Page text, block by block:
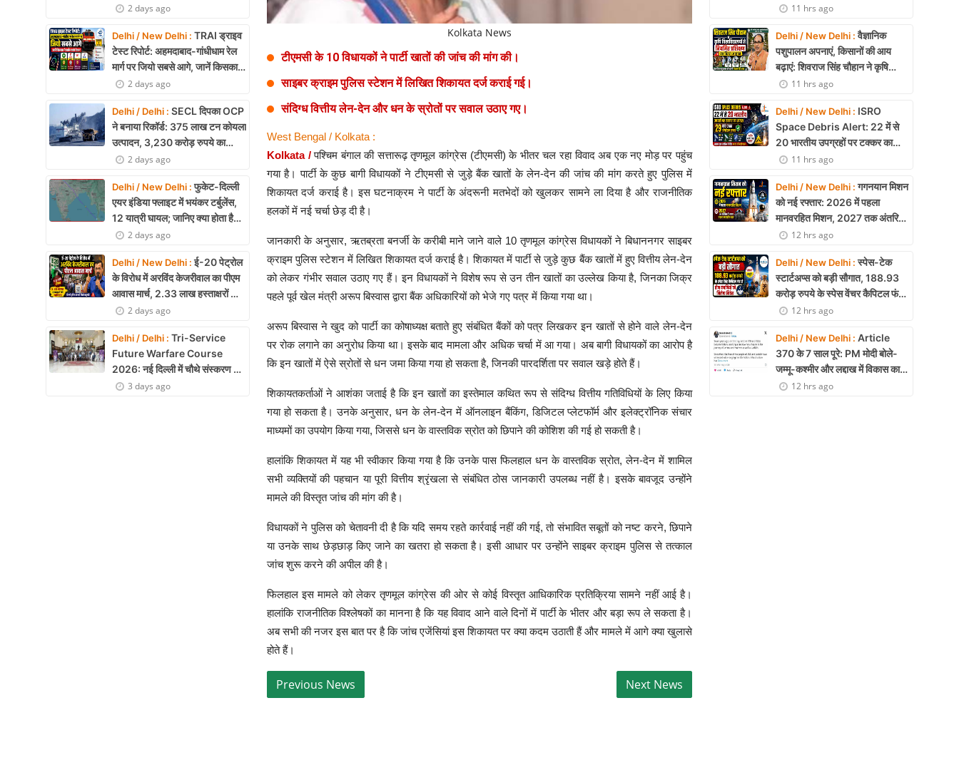
Contact Us
2 days ago
Delhi / New Delhi : TRAI ड्राइव
टेस्ट रिपोर्ट: अहमदाबाद-गांधीधाम रेल
मार्ग पर जियो सबसे आगे, जानें किसका
नेटवर्क सबसे बेहतर
2 days ago
Delhi / Delhi : SECL दिपका OCP
ने बनाया रिकॉर्ड: 375 लाख टन कोयला
उत्पादन, 3,230 करोड़ रुपये का
मुनाफा2 days ago
Delhi / New Delhi :फुकेट-दिल्ली
एयर इंडिया फ्लाइट में भयंकर टर्बुलेंस,
12 यात्री घायल; जानिए क्या होता है
एयर टर्बुलेंस
2 days ago
Delhi / New Delhi :ई-20 पेट्रोल
के विरोध में अरविंद केजरीवाल का पीएम
आवास मार्च, 2.33 लाख हस्ताक्षरों की
याचिका2 days ago
Delhi / Delhi : Tri-Service
Future Warfare Course
2026: नई दिल्ली में चौथे संस्करण का
शुभारंभ3 days ago
Kolkata News
टीएमसी के 10 विधायकों ने पार्टी खातों की जांच की मांग की।
साइबर क्राइम पुलिस स्टेशन में लिखित शिकायत दर्ज कराई गई।
संदिग्ध वित्तीय लेन-देन और धन के स्रोतों पर सवाल उठाए गए।
West Bengal / Kolkata :
Kolkata /पश्चिम बंगाल की सत्तारूढ़ तृणमूल कांग्रेस (टीएमसी) के भीतर चल रहा विवाद अब एक नए मोड़ पर पहुंच
गया है। पार्टी के कुछ बागी विधायकों ने टीएमसी से जुड़े बैंक खातों के लेन-देन की जांच की मांग करते हुए पुलिस में
शिकायत दर्ज कराई है। इस घटनाक्रम ने पार्टी के अंदरूनी मतभेदों को खुलकर सामने ला दिया है और राजनीतिक
हलकों में नई चर्चा छेड़ दी है।
जानकारी के अनुसार, ऋतब्रता बनर्जी के करीबी माने जाने वाले 10 तृणमूल कांग्रेस विधायकों ने बिधाननगर साइबर
क्राइम पुलिस स्टेशन में लिखित शिकायत दर्ज कराई है। शिकायत में पार्टी से जुड़े कुछ बैंक खातों में हुए वित्तीय लेन-देन
को लेकर गंभीर सवाल उठाए गए हैं। इन विधायकों ने विशेष रूप से उन तीन खातों का उल्लेख किया है, जिनका जिक्र
पहले पूर्व खेल मंत्री अरूप बिस्वास द्वारा बैंक अधिकारियों को भेजे गए पत्र में किया गया था।
अरूप बिस्वास ने खुद को पार्टी का कोषाध्यक्ष बताते हुए संबंधित बैंकों को पत्र लिखकर इन खातों से होने वाले लेन-देन
पर रोक लगाने का अनुरोध किया था। इसके बाद मामला और अधिक चर्चा में आ गया। अब बागी विधायकों का आरोप है
कि इन खातों में ऐसे स्रोतों से धन जमा किया गया हो सकता है, जिनकी पारदर्शिता पर सवाल खड़े होते हैं।
शिकायतकर्ताओं ने आशंका जताई है कि इन खातों का इस्तेमाल कथित रूप से संदिग्ध वित्तीय गतिविधियों के लिए किया
गया हो सकता है। उनके अनुसार, धन के लेन-देन में ऑनलाइन बैंकिंग, डिजिटल प्लेटफॉर्म और इलेक्ट्रॉनिक संचार
माध्यमों का उपयोग किया गया, जिससे धन के वास्तविक स्रोत को छिपाने की कोशिश की गई हो सकती है।
हालांकि शिकायत में यह भी स्वीकार किया गया है कि उनके पास फिलहाल धन के वास्तविक स्रोत, लेन-देन में शामिल
सभी व्यक्तियों की पहचान या पूरी वित्तीय श्रृंखला से संबंधित ठोस जानकारी उपलब्ध नहीं है। इसके बावजूद उन्होंने
मामले की विस्तृत जांच की मांग की है।
विधायकों ने पुलिस को चेतावनी दी है कि यदि समय रहते कार्रवाई नहीं की गई, तो संभावित सबूतों को नष्ट करने, छिपाने
या उनके साथ छेड़छाड़ किए जाने का खतरा हो सकता है। इसी आधार पर उन्होंने साइबर क्राइम पुलिस से तत्काल
जांच शुरू करने की अपील की है।
फिलहाल इस मामले को लेकर तृणमूल कांग्रेस की ओर से कोई विस्तृत आधिकारिक प्रतिक्रिया सामने नहीं आई है।
हालांकि राजनीतिक विश्लेषकों का मानना है कि यह विवाद आने वाले दिनों में पार्टी के भीतर और बड़ा रूप ले सकता है।
अब सभी की नजर इस बात पर है कि जांच एजेंसियां इस शिकायत पर क्या कदम उठाती हैं और मामले में आगे क्या खुलासे
होते हैं।
तकनीक से मिलेगी बड़ी राहत
11 hrs ago
Delhi / New Delhi :वैज्ञानिक
पशुपालन अपनाएं, किसानों की आय
बढ़ाएं: शिवराज सिंह चौहान ने कृषि
विश्वविद्यालयों से नियमित प्रशिक्षण का
11 hrs ago
Delhi / New Delhi : ISRO
Space Debris Alert: 22 में से
20 भारतीय उपग्रहों पर टक्कर का
खतरा, 29 बार CAM ऑपरेशन सफल
11 hrs ago
Delhi / New Delhi :गगनयान मिशन
को नई रफ्तार: 2026 में पहला
मानवरहित मिशन, 2027 तक अंतरिक्ष
में जाएगा पहला भारतीय दल
12 hrs ago
Delhi / New Delhi :स्पेस-टेक
स्टार्टअप्स को बड़ी सौगात, 188.93
करोड़ रुपये के स्पेस वेंचर कैपिटल फंड
से तीन कंपनियों को मिलेगा निवेश
12 hrs ago
Delhi / New Delhi : Article
370 के 7 साल पूरे: PM मोदी बोले-
जम्मू-कश्मीर और लद्दाख में विकास का
नया युग शुरू
12 hrs ago